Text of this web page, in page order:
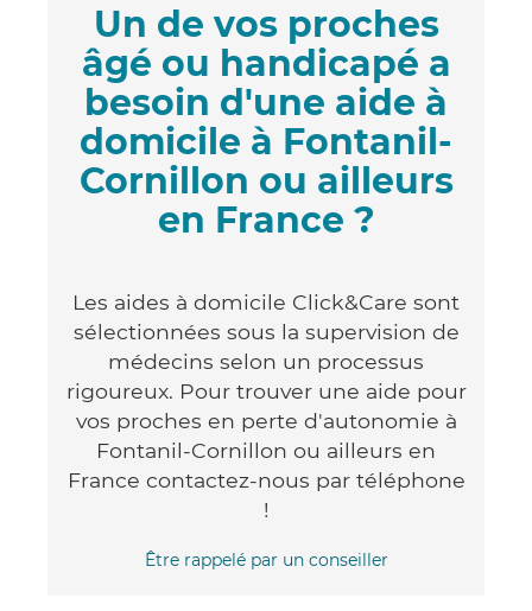
Un de vos proches
âgé ou handicapé a
besoin d'une aide à
domicile à Fontanil-
Cornillon ou ailleurs
en France ?
Les aides à domicile Click&Care sont
sélectionnées sous la supervision de
médecins selon un processus
rigoureux. Pour trouver une aide pour
vos proches en perte d'autonomie à
Fontanil-Cornillon ou ailleurs en
France contactez-nous par téléphone
!
Être rappelé par un conseiller